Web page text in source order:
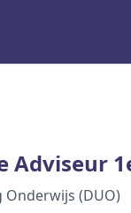
Adviseur
(DUO)